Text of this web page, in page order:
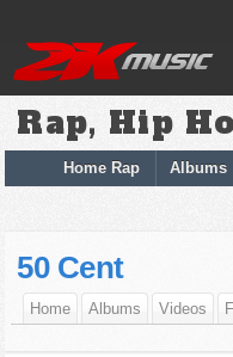
Rap, Hip
Home Rap Albums
50 Cent
Home Albums Videos